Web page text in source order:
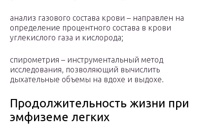
анализ газового состава крови – направлен на
определение процентного состава в крови
углекислого газа и кислорода;
спирометрия – инструментальный метод
исследования, позволяющий вычислить
дыхательные объемы на вдохе и выдохе.
Продолжительность жизни при
эмфиземе легких